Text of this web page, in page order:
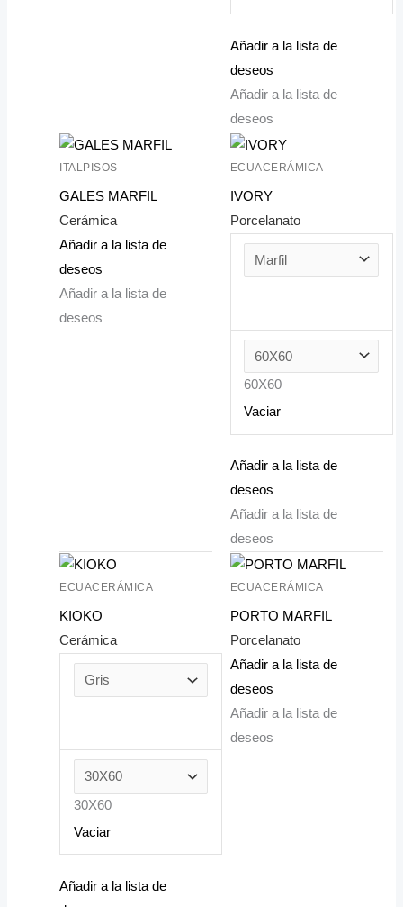
Añadir a la lista de
deseos
Añadir a la lista de
deseos
ITALPISOS
GALES MARFIL
Cerámica
Añadir a la lista de
deseos
Añadir a la lista de
deseos
ECUACERÁMICA
IVORY
Porcelanato
60X60
Vaciar
Añadir a la lista de
deseos
Añadir a la lista de
deseos
ECUACERÁMICA
KIOKO
Cerámica
30X60
Vaciar
Añadir a la lista de
ECUACERÁMICA
PORTO MARFIL
Porcelanato
Añadir a la lista de
deseos
Añadir a la lista de
deseos